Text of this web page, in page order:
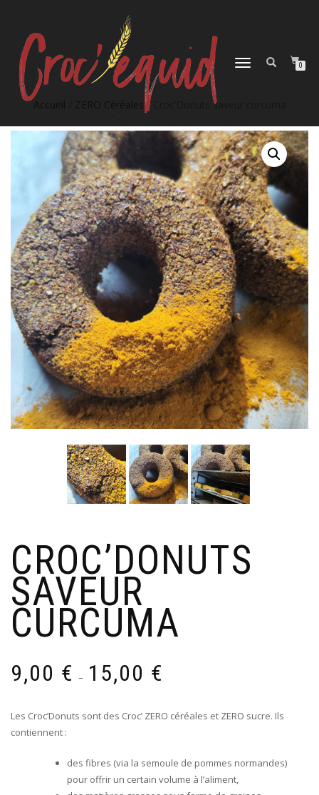
DÉPLIER
0
/ Croc’Donuts saveur curcuma
CROC’DONUTS
SAVEUR
CURCUMA
9,00 € – 15,00 €
9,00 €
Les Croc’Donuts sont des Croc’ ZERO céréales et ZERO sucre. Ils
contiennent :
des fibres (via la semoule de pommes normandes)
pour offrir un certain volume à l’aliment,